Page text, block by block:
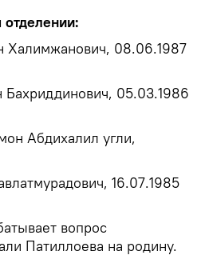
отделении:
Халимжанович, 08.06.1987
05.03.1986
Абдихалил угли,
16.07.1985
вопрос
Патиллоева на родину.